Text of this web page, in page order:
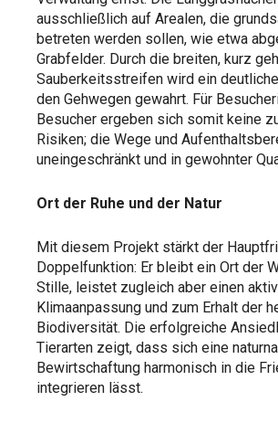
ausschließlich auf Arealen, die
betreten werden sollen, wie etwa
Grabfelder. Durch die breiten, kurz
Sauberkeitsstreifen wird ein
den Gehwegen gewahrt. Für
Besucher ergeben sich somit keine
Risiken; die Wege und
uneingeschränkt und in gewohnter
Ort der Ruhe und der Natur
Mit diesem Projekt stärkt der
Doppelfunktion: Er bleibt ein Ort der
Stille, leistet zugleich aber einen
Klimaanpassung und zum Erhalt der
Biodiversität. Die erfolgreiche
Tierarten zeigt, dass sich eine
Bewirtschaftung harmonisch in die
integrieren lässt.